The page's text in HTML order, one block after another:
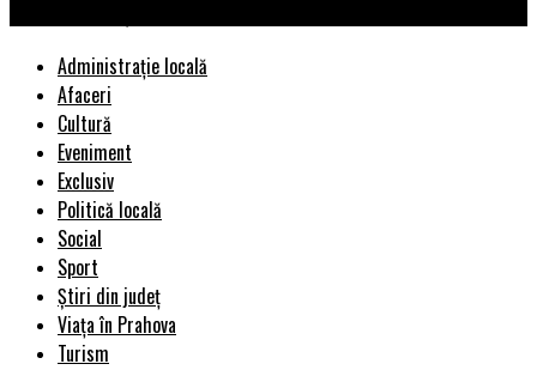
Administrație locală
Afaceri
Cultură
Eveniment
Exclusiv
Politică locală
Social
Sport
Știri din județ
Viața în Prahova
Turism